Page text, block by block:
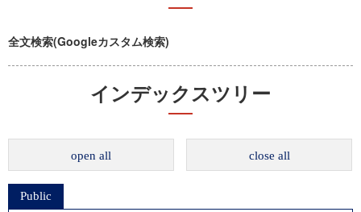
全文検索(Googleカスタム検索)
インデックスツリー
open all close all
Public